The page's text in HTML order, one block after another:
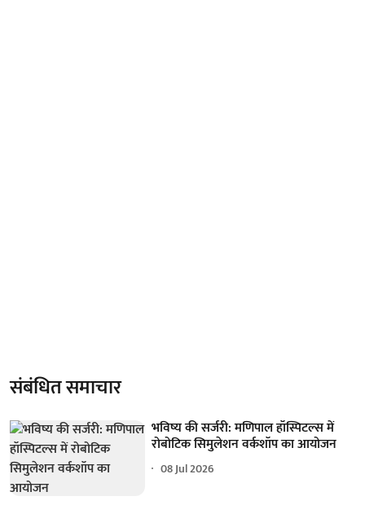
संबंधित समाचार
भविष्य की सर्जरी: मणिपाल हॉस्पिटल्स में
रोबोटिक सिमुलेशन वर्कशॉप का आयोजन
08 Jul 2026